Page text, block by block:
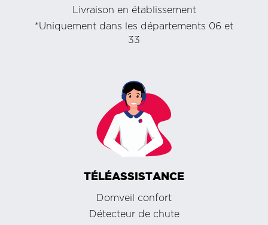
Livraison en établissement
*Uniquement dans les départements 06 et
33
TÉLÉASSISTANCE
Domveil confort
Détecteur de chute